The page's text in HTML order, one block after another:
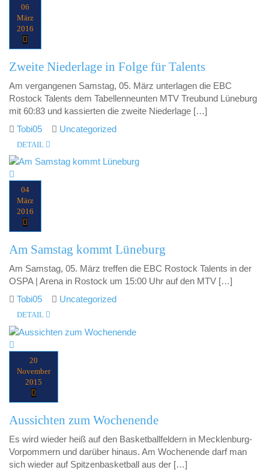
06
März
2016
Zweite Niederlage in Folge für Talents
Am vergangenen Samstag, 05. März unterlagen die EBC
Rostock Talents dem Tabellenneunten MTV Treubund Lüneburg
mit 60:83 und kassierten die zweite Niederlage […]
Tobi05
Uncategorized
DETAIL
04
März
2016
Am Samstag kommt Lüneburg
Am Samstag, 05. März treffen die EBC Rostock Talents in der
OSPA | Arena in Rostock um 15:00 Uhr auf den MTV […]
Tobi05
Uncategorized
DETAIL
20
November
2015
Aussichten zum Wochenende
Es wird wieder heiß auf den Basketballfeldern in Mecklenburg-
Vorpommern und darüber hinaus. Am Wochenende darf man
sich wieder auf Spitzenbasketball aus der […]